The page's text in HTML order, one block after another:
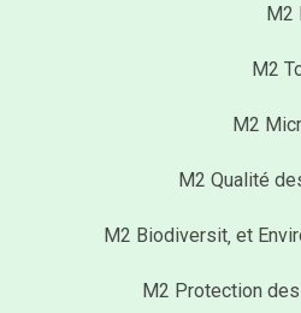
M2
M2
M2
M2 Qualité
M2 Biodiversit‚ et
M2 Protection